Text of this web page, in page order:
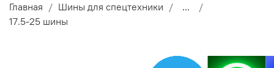
Главная Шины для спецтехники
...
17.5-25 шины